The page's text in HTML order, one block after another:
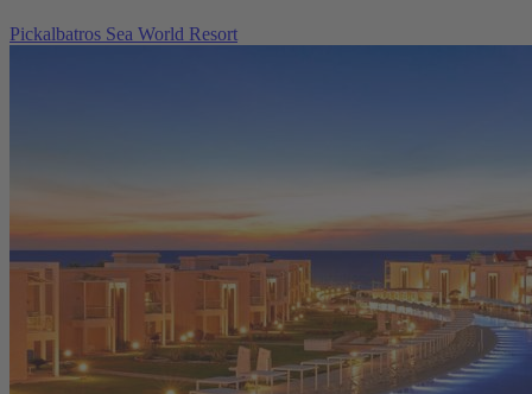
Pickalbatros Sea World Resort